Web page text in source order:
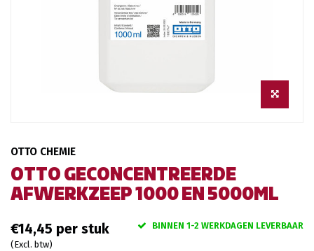
OTTO GECONCENTREERDE
AFWERKZEEP 1000 EN 5000ML
OTTO CHEMIE
€14,45
(Excl. btw)
BINNEN 1-2 WERKDAGEN LEVERBAAR